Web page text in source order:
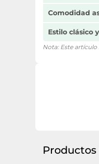
Comodidad
Estilo clásico
Nota: Este artículo